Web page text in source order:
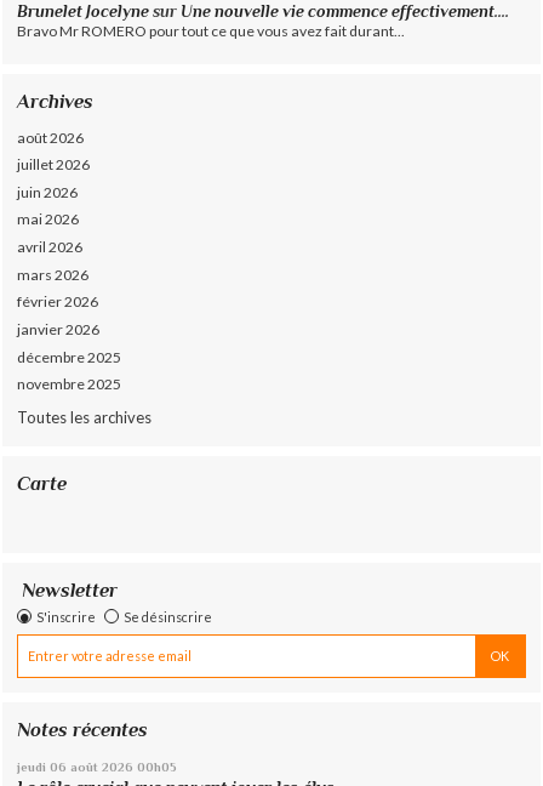
Brunelet Jocelyne sur Une nouvelle vie commence effectivement....
Bravo Mr ROMERO pour tout ce que vous avez fait durant...
Archives
août 2026
juillet 2026
juin 2026
mai 2026
avril 2026
mars 2026
février 2026
janvier 2026
décembre 2025
novembre 2025
Toutes les archives
Carte
Newsletter
S'inscrire Se désinscrire
Notes récentes
jeudi 06 août 2026 00h05